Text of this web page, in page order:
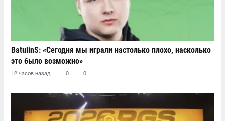
BatulinS: «Сегодня мы играли настолько плохо, насколько
это было возможно»
12 часов назад 0 0